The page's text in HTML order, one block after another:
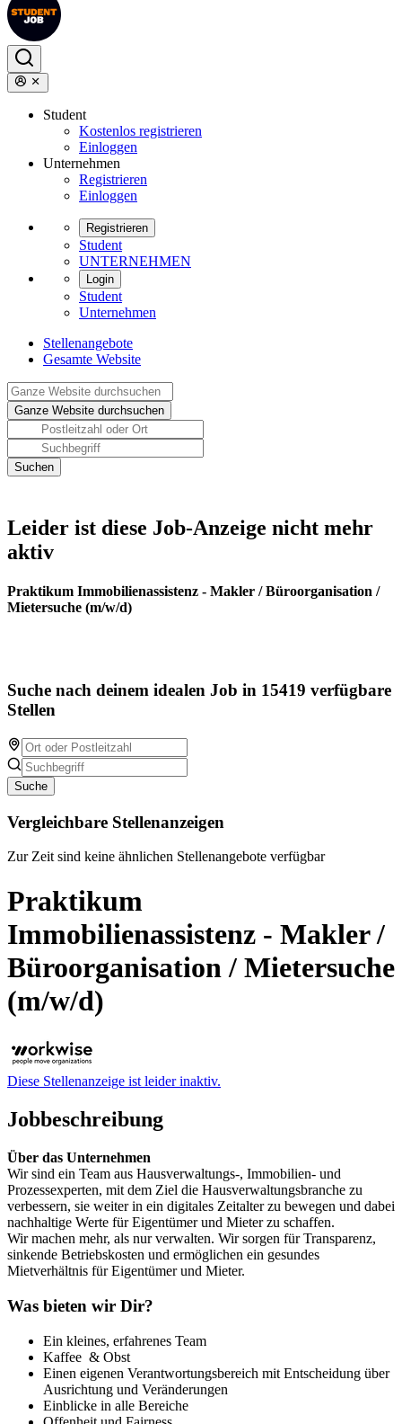
Student
Kostenlos registrieren
Einloggen
Unternehmen
Registrieren
Einloggen
Registrieren
Student
UNTERNEHMEN
Login
Student
Unternehmen
Stellenangebote
Gesamte Website
Leider ist diese Job-Anzeige nicht mehr
aktiv
Praktikum Immobilienassistenz - Makler / Büroorganisation /
Mietersuche (m/w/d)
Suche nach deinem idealen Job in 15419 verfügbare
Stellen
Suche
Vergleichbare Stellenanzeigen
Zur Zeit sind keine ähnlichen Stellenangebote verfügbar
Praktikum
Immobilienassistenz - Makler /
Büroorganisation / Mietersuche
(m/w/d)
Diese Stellenanzeige ist leider inaktiv.
Jobbeschreibung
Über das Unternehmen
Wir sind ein Team aus Hausverwaltungs-, Immobilien- und
Prozessexperten, mit dem Ziel die Hausverwaltungsbranche zu
verbessern, sie weiter in ein digitales Zeitalter zu bewegen und dabei
nachhaltige Werte für Eigentümer und Mieter zu schaffen.
Wir machen mehr, als nur verwalten. Wir sorgen für Transparenz,
sinkende Betriebskosten und ermöglichen ein gesundes
Mietverhältnis für Eigentümer und Mieter.
Was bieten wir Dir?
Ein kleines, erfahrenes Team
Kaffee & Obst
Einen eigenen Verantwortungsbereich mit Entscheidung über
Ausrichtung und Veränderungen
Einblicke in alle Bereiche